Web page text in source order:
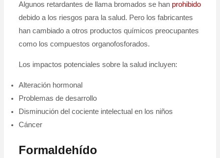
Algunos retardantes de llama bromados se han prohibido
debido a los riesgos para la salud. Pero los fabricantes
han cambiado a otros productos químicos preocupantes
como los compuestos organofosforados.
Los impactos potenciales sobre la salud incluyen:
Alteración hormonal
Problemas de desarrollo
Disminución del cociente intelectual en los niños
Cáncer
Formaldehído